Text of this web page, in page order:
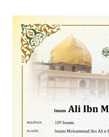
10 DE NOVEMBRO DE 2013
Falecimento do
(A.S.)
Em nome de Deus, o
data em que relembramos o
muçulmanos, o Imam Ali Ibn
(A.S.), conhecido por “Zein
3 DE JULHO DE 2014